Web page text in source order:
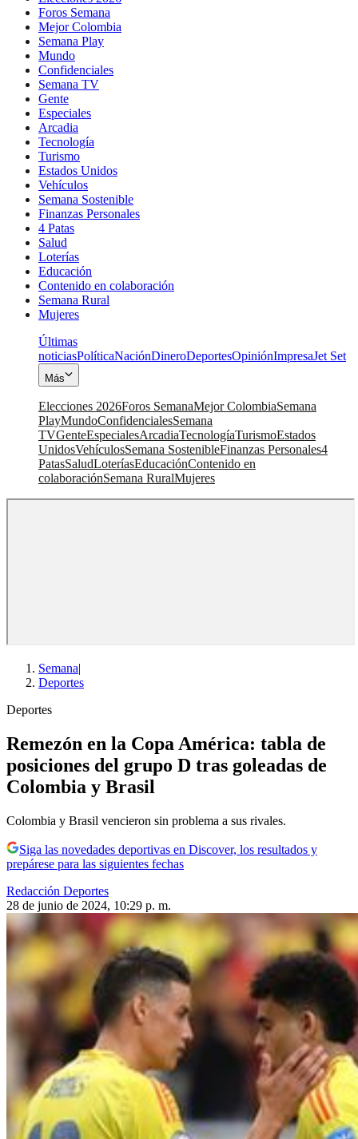
Foros Semana
Mejor Colombia
Semana Play
Mundo
Confidenciales
Semana TV
Gente
Especiales
Arcadia
Tecnología
Turismo
Estados Unidos
Vehículos
Semana Sostenible
Finanzas Personales
4 Patas
Salud
Loterías
Educación
Contenido en colaboración
Semana Rural
Mujeres
Últimas
noticiasPolíticaNaciónDineroDeportesOpiniónImpresaJet Set
Más
Elecciones 2026Foros SemanaMejor ColombiaSemana
PlayMundoConfidencialesSemana
TVGenteEspecialesArcadiaTecnologíaTurismoEstados
UnidosVehículosSemana SostenibleFinanzas Personales4
PatasSaludLoteríasEducaciónContenido en
colaboraciónSemana RuralMujeres
Semana|
Deportes
Deportes
Remezón en la Copa América: tabla de
posiciones del grupo D tras goleadas de
Colombia y Brasil
Colombia y Brasil vencieron sin problema a sus rivales.
Siga las novedades deportivas en Discover, los resultados y
prepárese para las siguientes fechas
Redacción Deportes
28 de junio de 2024, 10:29 p. m.